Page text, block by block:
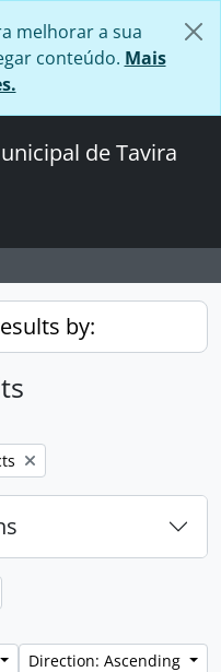
melhorar a sua
conteúdo. Mais
de Tavira
by:
Direction: Ascending